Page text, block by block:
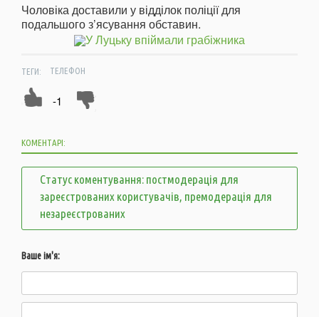
Чоловіка доставили у відділок поліції для
подальшого з’ясування обставин.
ТЕГИ: ТЕЛЕФОН
-1
КОМЕНТАРІ:
Статус коментування: постмодерація для
зареєстрованих користувачів, премодерація для
незареєстрованих
Ваше ім'я: